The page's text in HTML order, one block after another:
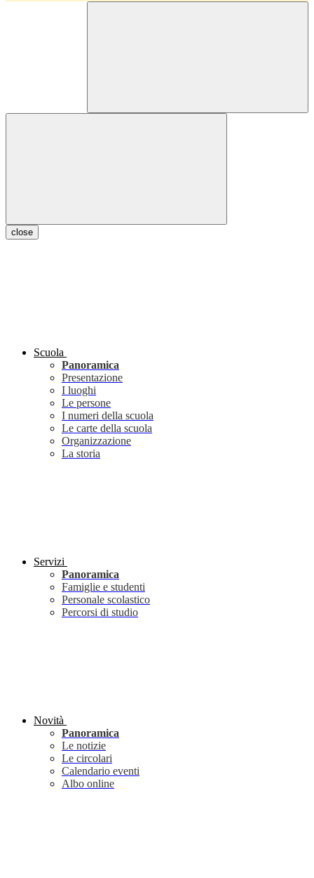
close
Scuola
Panoramica
Presentazione
I luoghi
Le persone
I numeri della scuola
Le carte della scuola
Organizzazione
La storia
Servizi
Panoramica
Famiglie e studenti
Personale scolastico
Percorsi di studio
Novità
Panoramica
Le notizie
Le circolari
Calendario eventi
Albo online